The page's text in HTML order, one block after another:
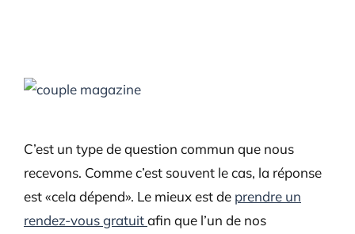
View
C’est un type de question commun que nous
recevons. Comme c’est souvent le cas, la réponse
est «cela dépend». Le mieux est de prendre un
rendez-vous gratuitafin que l’un de nos